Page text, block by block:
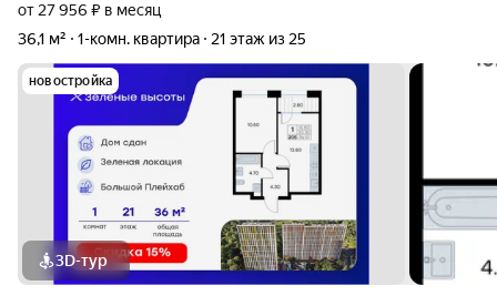
от 27 956 ₽ в месяц
36,1 м²
1-комн. квартира 21 этаж из 25
новостройка
3D-тур